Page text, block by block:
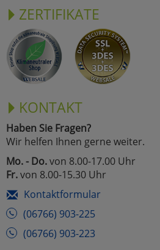
ZERTIFIKATE
KONTAKT
Haben Sie Fragen?
Wir helfen Ihnen gerne weiter.
Mo. - Do.von 8.00-17.00 Uhr
Fr.von 8.00-15.30 Uhr
Kontaktformular
(06766) 903-225
(06766) 903-223